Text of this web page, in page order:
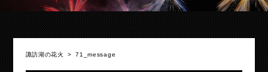
諏訪湖の花火 >71_message